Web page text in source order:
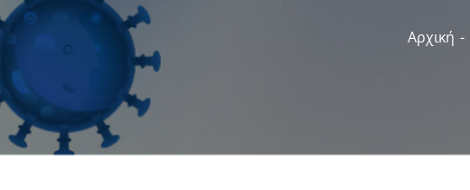
Αρχική